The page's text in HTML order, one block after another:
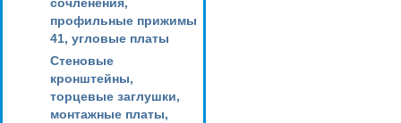
профильные прижимы
41, угловые платы
Стеновые
кронштейны,
торцевые заглушки,
монтажные платы,